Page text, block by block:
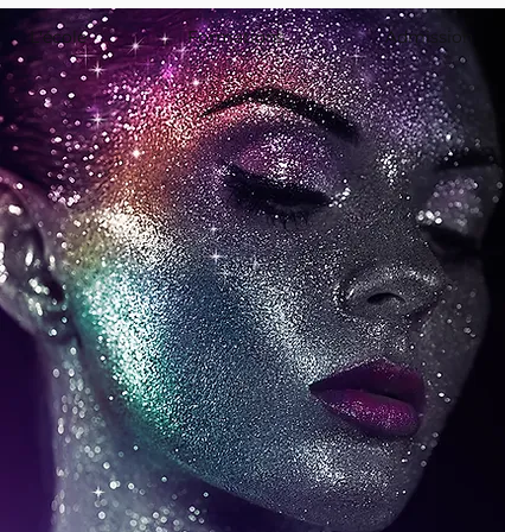
L'école Formations Admission